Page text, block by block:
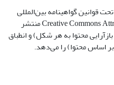
قوانین گواهینامه بین‌المللی
Creative Commons Attribution 4.0 International License منتشر
محتوا به هر شکل) و انطباق
اساس محتوا) را می‌دهد.